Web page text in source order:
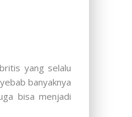
yang selalu
banyaknya
bisa menjadi